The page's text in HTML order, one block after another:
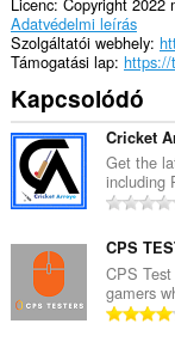
Adatvédelmi leírás
Szolgáltatói webhely
Támogatási lap https://
Kapcsolódó
Cricket
Get the
including
CPS
CPS
gamers